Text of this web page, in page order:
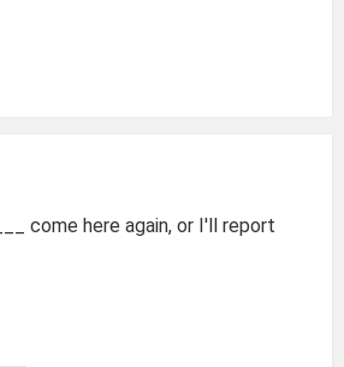
come here again, or I'll report